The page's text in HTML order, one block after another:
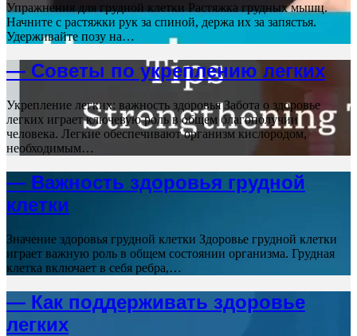
Упражнения для грудной клетки Растяжка грудных мышц.
Начните с растяжки рук за спиной, держа их за запястья.
Удерживайте позу на…
— Советы по укреплению легких
Укрепление легких: важность здоровья Забота о здоровье
легких играет ключевую роль в общем благополучии
человека. Легкие обеспечивают организм кислородом,
необходимым…
— Важность здоровья грудной
клетки
Значение здоровья грудной клетки Здоровье грудной клетки
играет важную роль в общем состоянии организма. Грудная
клетка включает в себя ребра,…
— Как поддерживать здоровье
легких